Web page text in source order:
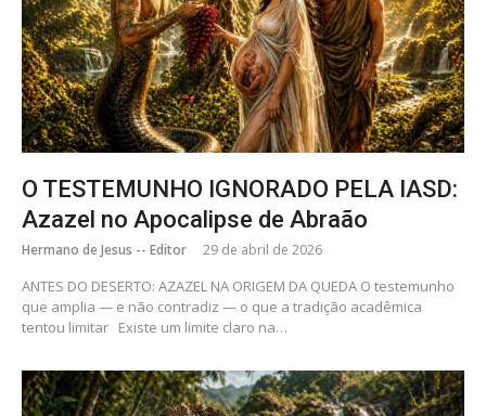
O TESTEMUNHO IGNORADO PELA IASD:
Azazel no Apocalipse de Abraão
Hermano de Jesus -- Editor 29 de abril de 2026
ANTES DO DESERTO: AZAZEL NA ORIGEM DA QUEDA O testemunho
que amplia — e não contradiz — o que a tradição acadêmica
tentou limitar Existe um limite claro na…